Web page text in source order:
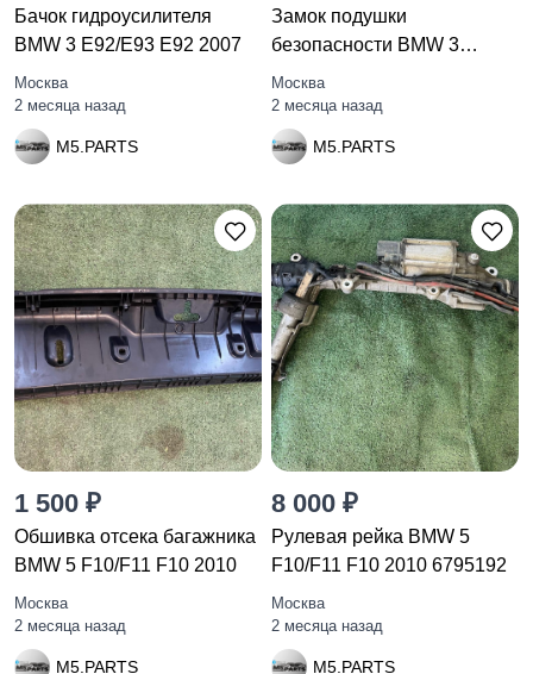
Бачок гидроусилителя
BMW 3 E92/E93 E92 2007
Москва
2 месяца назад
M5.PARTS
Замок подушки
безопасности BMW 3
E92/E93 рест. E92
Москва
2 месяца назад
M5.PARTS
1 500 ₽
Обшивка отсека багажника
BMW 5 F10/F11 F10 2010
Москва
2 месяца назад
M5.PARTS
8 000 ₽
Рулевая рейка BMW 5
F10/F11 F10 2010 6795192
Москва
2 месяца назад
M5.PARTS